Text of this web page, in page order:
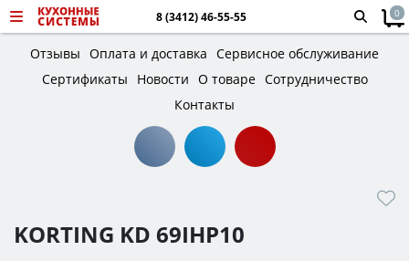
8 (3412) 46-55-55 0
Отзывы Оплата и доставка Сервисное обслуживание
Сертификаты
Новости О товаре Сотрудничество
Контакты
KORTING KD 69IHP10